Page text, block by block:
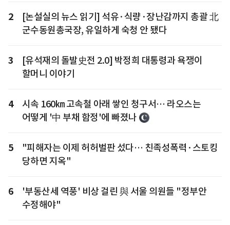
2
[논설실의 뉴스 읽기] 석유·식량·장난감까지 총괄 北
군수동원총국장, 유일하게 숙청 안 됐다
3
[유석재의 돌발史전 2.0] 박정희 대통령과 욕쟁이
할머니 이야기
4
시속 160㎞ 고속철 아래 쌓인 청구서… 라오스는
어떻게 '中 부채 함정'에 빠졌나
5
"피해자는 이제 허허벌판 섰다… 친족성폭력·스토킹
당하면 지옥"
6
'부동산세 역풍' 비상 걸린 與 서울 의원들 "정부안
수정해야"